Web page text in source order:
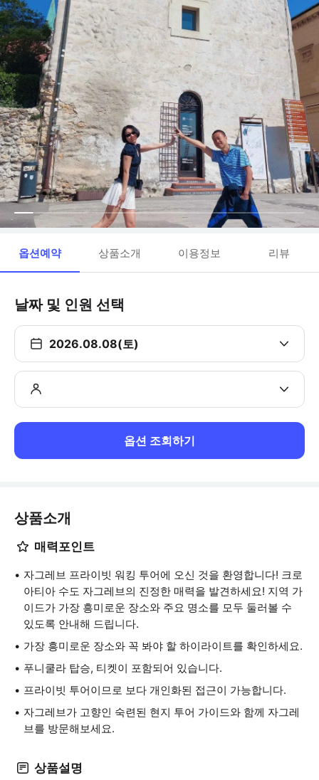
옵션예약 상품소개 이용정보 리뷰
날짜 및 인원 선택
2026.08.08(토)
옵션 조회하기
상품소개
매력포인트
자그레브 프라이빗 워킹 투어에 오신 것을 환영합니다! 크로
아티아 수도 자그레브의 진정한 매력을 발견하세요! 지역 가
이드가 가장 흥미로운 장소와 주요 명소를 모두 둘러볼 수
있도록 안내해 드립니다.
가장 흥미로운 장소와 꼭 봐야 할 하이라이트를 확인하세요.
푸니쿨라 탑승, 티켓이 포함되어 있습니다.
프라이빗 투어이므로 보다 개인화된 접근이 가능합니다.
자그레브가 고향인 숙련된 현지 투어 가이드와 함께 자그레
브를 방문해보세요.
상품설명